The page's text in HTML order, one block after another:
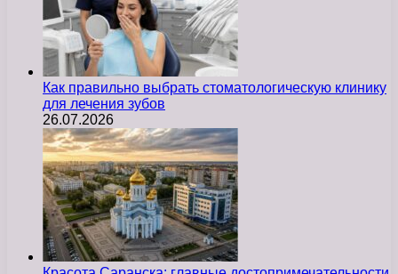
Как правильно выбрать стоматологическую клинику
для лечения зубов
26.07.2026